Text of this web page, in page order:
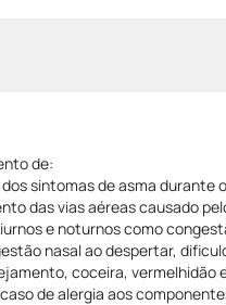
de:
sintomas de asma durante
das vias aéreas causado
e noturnos como
nasal ao despertar,
coceira, vermelhidão
de alergia aos